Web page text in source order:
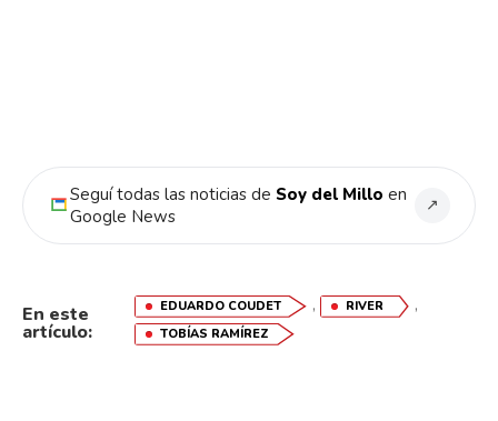
Seguí todas las noticias de Soy del Millo en
Google News
↗
En este
artículo:
EDUARDO COUDET , RIVER ,
TOBÍAS RAMÍREZ